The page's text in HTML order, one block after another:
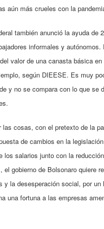
aún más crueles con la
también anunció la ayuda de
informales y
valor de una canasta básica
según DIEESE. Es muy
y no se compara con lo que se
las cosas, con el pretexto de la
de cambios en la
los salarios junto con la
el gobierno de Bolsonaro quiere
y la desesperación social, por un
una fortuna a las empresas